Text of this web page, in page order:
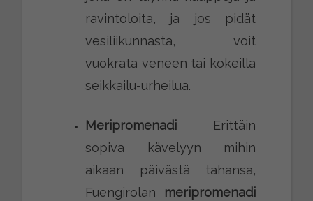
ravintoloita, ja jos pidät
vesiliikunnasta, voit
vuokrata veneen tai kokeilla
seikkailu-urheilua.
Meripromenadi Erittäin
sopiva kävelyyn mihin
aikaan päivästä tahansa,
Fuengirolan meripromenadi